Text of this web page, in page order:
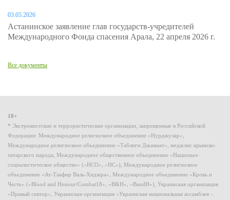
03.05.2026
Астанинское заявление глав государств-учредителей
Международного Фонда спасения Арала, 22 апреля 2026 г.
Все документы
18+
* Экстремистские и террористические организации, запрещенные в Российской
Федерации: Международное религиозное объединение «Нурджулар»,
Международное религиозное объединение «Таблиги Джамаат», меджлис крымско-
татарского народа, Международное общественное объединение «Национал-
социалистическое общество» («НСО», «НС»), Международное религиозное
объединение «Ат-Такфир Валь-Хиджра», Международное объединение «Кровь и
Честь» («Blood and Honour/Combat18», «B&H», «BandH»), Украинская организация
«Правый сектор», Украинская организация «Украинская национальная ассамблея –